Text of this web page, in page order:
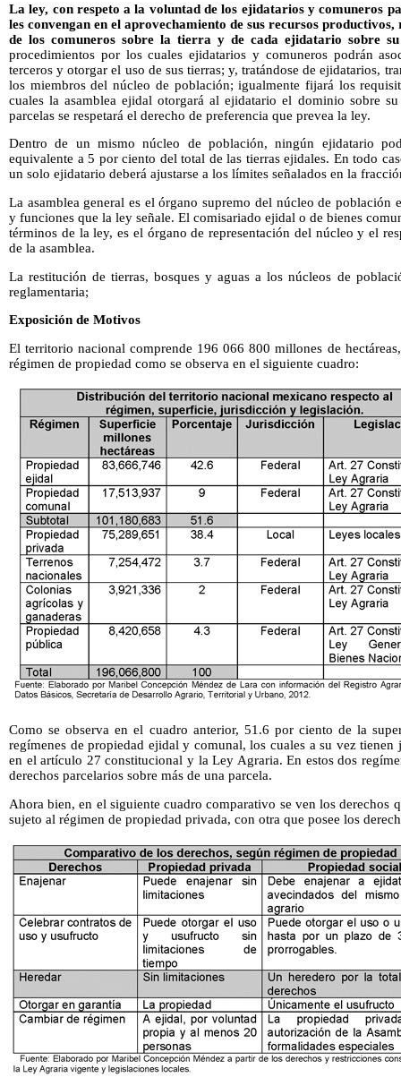
La ley, con respeto a la voluntad de los ejidatarios y comuneros
les convengan en el aprovechamiento de sus recursos
de los comuneros sobre la tierra y de cada ejidatario sobre
procedimientos por los cuales ejidatarios y comuneros podrán
terceros y otorgar el uso de sus tierras; y, tratándose de ejidatarios,
los miembros del núcleo de población; igualmente fijará los
cuales la asamblea ejidal otorgará al ejidatario el dominio sobre
parcelas se respetará el derecho de preferencia que prevea la ley.
Dentro de un mismo núcleo de población, ningún ejidatario
equivalente a 5 por ciento del total de las tierras ejidales. En todo
un solo ejidatario deberá ajustarse a los límites señalados en la
La asamblea general es el órgano supremo del núcleo de
y funciones que la ley señale. El comisariado ejidal o de bienes
términos de la ley, es el órgano de representación del núcleo y el
de la asamblea.
La restitución de tierras, bosques y aguas a los núcleos de
reglamentaria;
Exposición de Motivos
El territorio nacional comprende 196 066 800 millones de
régimen de propiedad como se observa en el siguiente cuadro:
Como se observa en el cuadro anterior, 51.6 por ciento de la
regímenes de propiedad ejidal y comunal, los cuales a su vez
en el artículo 27 constitucional y la Ley Agraria. En estos dos
derechos parcelarios sobre más de una parcela.
Ahora bien, en el siguiente cuadro comparativo se ven los derechos
sujeto al régimen de propiedad privada, con otra que posee los